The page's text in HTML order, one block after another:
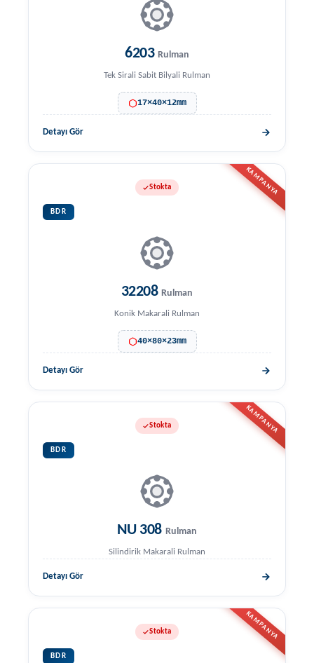
6203 Rulman
Tek Sirali Sabit Bilyali Rulman
17×40×12mm
Detayı Gör
KAMPANYA
Stokta
BDR
32208Rulman
Konik Makarali Rulman
40×80×23mm
Detayı Gör
KAMPANYA
Stokta
BDR
NU 308 Rulman
Silindirik Makarali Rulman
Detayı Gör
KAMPANYA
Stokta
BDR